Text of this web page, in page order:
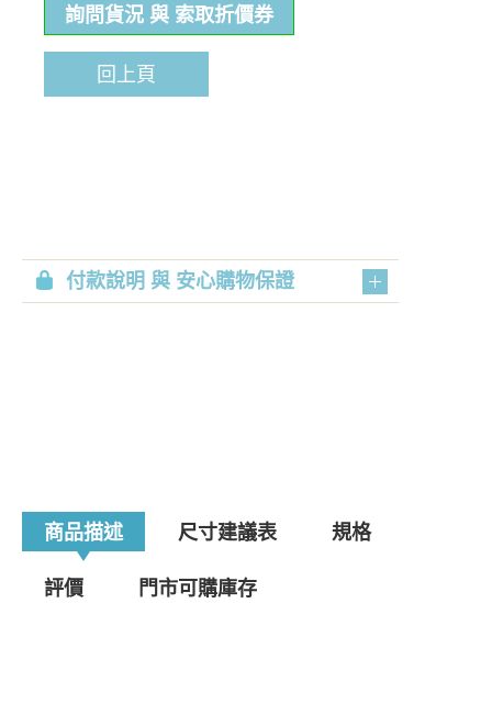
詢問貨況 與 索取折價券
回上頁
付款說明 與 安心購物保證
商品描述 尺寸建議表 規格
評價 門市可購庫存